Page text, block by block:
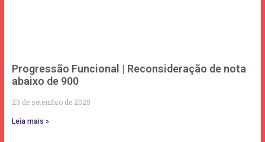
Progressão Funcional | Reconsideração de nota
abaixo de 900
23 de setembro de 2025
Leia mais »